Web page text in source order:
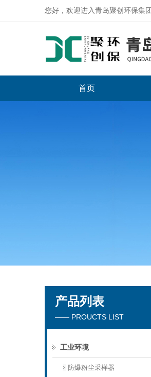
您好，欢迎进入青岛聚创环保集
首页
产品列表
—— PROUCTS LIST
工业环境
防爆粉尘采样器